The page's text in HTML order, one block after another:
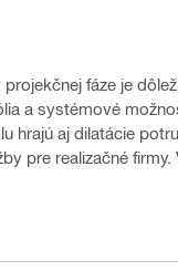
projekčnej fáze je
systémové možnosti
hrajú aj dilatácie
pre realizačné